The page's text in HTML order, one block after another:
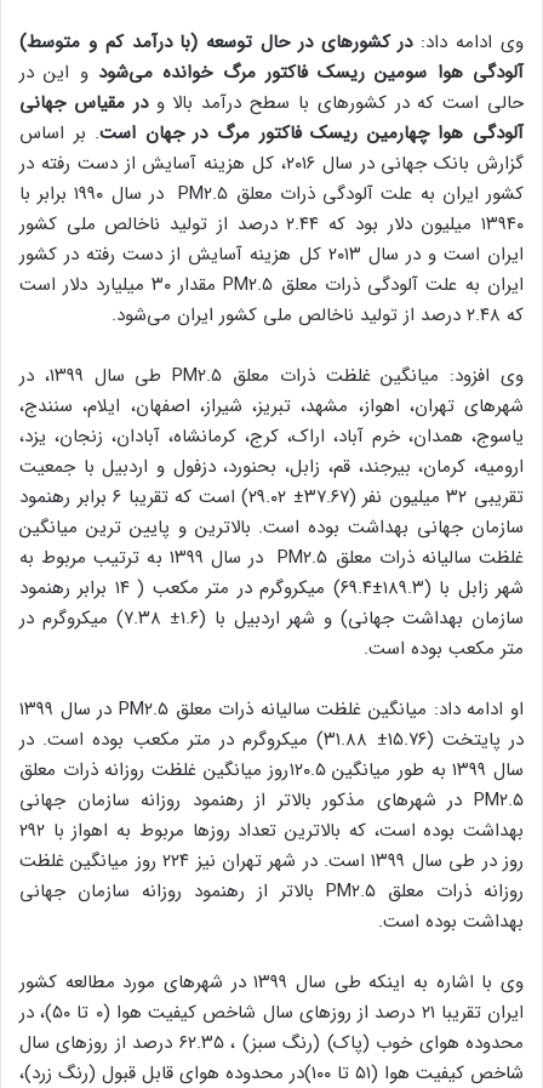
وی ادامه داد: در کشورهای در حال توسعه (با درآمد کم و متوسط)
آلودگی هوا سومین ریسک فاکتور مرگ خوانده می‌شود و این در
حالی است که در کشورهای با سطح درآمد بالا ودر مقیاس جهانی
آلودگی هوا چهارمین ریسک فاکتور مرگ در جهان است. بر اساس
گزارش بانک جهانی در سال ۲۰۱۶، کل هزینه آسایش از دست رفته در
کشور ایران به علت آلودگی ذرات معلق PM۲.۵ در سال ۱۹۹۰ برابر با
۱۳۹۴۰ میلیون دلار بود که ۲.۴۴ درصد از تولید ناخالص ملی کشور
ایران است و در سال ۲۰۱۳ کل هزینه آسایش از دست رفته در کشور
ایران به علت آلودگی ذرات معلق PM۲.۵ مقدار ۳۰ میلیارد دلار است
که ۲.۴۸ درصد از تولید ناخالص ملی کشور ایران می‌شود.
وی افزود: میانگین غلظت ذرات معلق PM۲.۵ طی سال ۱۳۹۹، در
شهرهای تهران، اهواز، مشهد، تبریز، شیراز، اصفهان، ایلام، سنندج،
یاسوج، همدان، خرم آباد، اراک، کرج، کرمانشاه، آبادان، زنجان، یزد،
ارومیه، کرمان، بیرجند، قم، زابل، بحنورد، دزفول و اردبیل با جمعیت
تقریبی ۳۲ میلیون نفر (۳۷.۶۷± ۲۹.۰۲) است که تقریبا ۶ برابر رهنمود
سازمان جهانی بهداشت بوده است. بالاترین و پایین ترین میانگین
غلظت سالیانه ذرات معلق PM۲.۵ در سال ۱۳۹۹ به ترتیب مربوط به
شهر زابل با (۱۸۹.۳±۶۹.۴) میکروگرم در متر مکعب ( ۱۴ برابر رهنمود
سازمان بهداشت جهانی) و شهر اردبیل با (۱.۶± ۷.۳۸) میکروگرم در
متر مکعب بوده است.
او ادامه داد: میانگین غلظت سالیانه ذرات معلق PM۲.۵ در سال ۱۳۹۹
در پایتخت (۱۵.۷۶± ۳۱.۸۸) میکروگرم در متر مکعب بوده است. در
سال ۱۳۹۹ به طور میانگین ۱۲۰.۵روز میانگین غلظت روزانه ذرات معلق
PM۲.۵ در شهرهای مذکور بالاتر از رهنمود روزانه سازمان جهانی
بهداشت بوده است، که بالاترین تعداد روزها مربوط به اهواز با ۲۹۲
روز در طی سال ۱۳۹۹ است. در شهر تهران نیز ۲۲۴ روز میانگین غلظت
روزانه ذرات معلق PM۲.۵ بالاتر از رهنمود روزانه سازمان جهانی
بهداشت بوده است.
وی با اشاره به اینکه طی سال ۱۳۹۹ در شهرهای مورد مطالعه کشور
ایران تقریبا ۲۱ درصد از روزهای سال شاخص کیفیت هوا (۰ تا ۵۰)، در
محدوده هوای خوب (پاک) (رنگ سبز) ، ۶۲.۳۵ درصد از روزهای سال
شاخص کیفیت هوا (۵۱ تا ۱۰۰)در محدوده هوای قابل قبول (رنگ زرد)،